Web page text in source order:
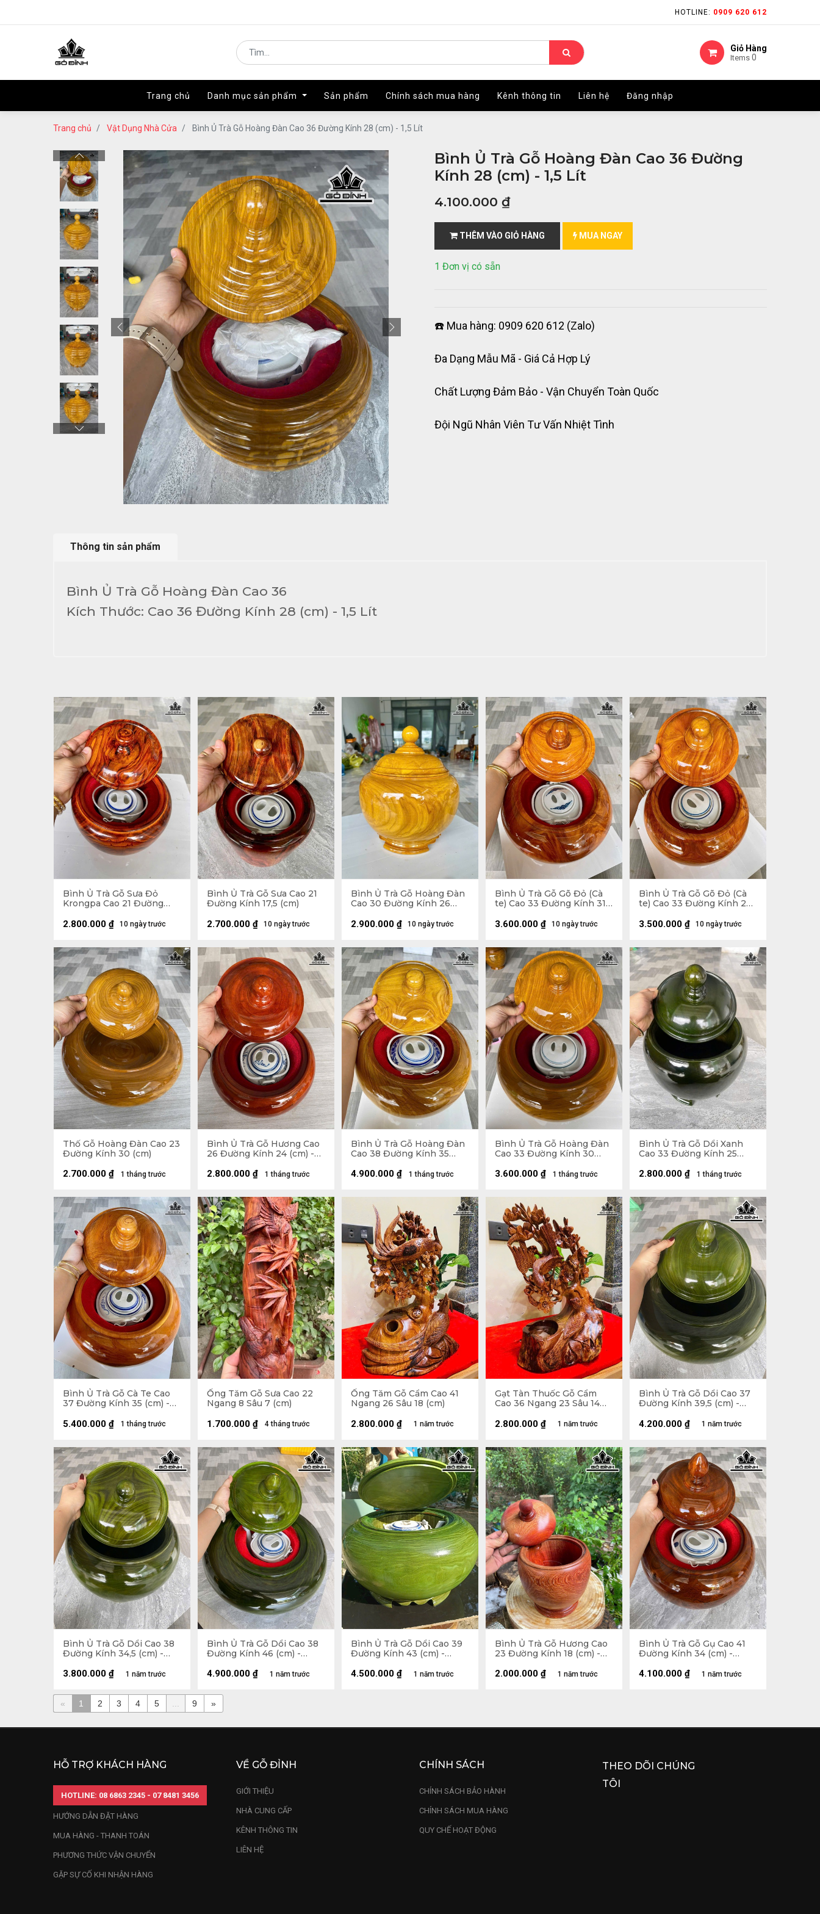
HOTLINE: 0909 620 612
Giỏ Hàng
Items 0
Trang chủ Danh mục sản phẩm Sản phẩm Chính sách mua hàng Kênh thông tin Liên hệ Đăng nhập
HOTLINE: 0909 620 612
Giỏ Hàng
Items 0
Trang chủ Danh mục sản phẩm Sản phẩm Chính sách mua hàng Kênh thông tin Liên hệ Đăng nhập
Trang chủ Vật Dụng Nhà Cửa Bình Ủ Trà Gỗ Hoàng Đàn Cao 36 Đường Kính 28 (cm) - 1,5 Lít
Bình Ủ Trà Gỗ Hoàng Đàn Cao 36 Đường
Kính 28 (cm) - 1,5 Lít
4.100.000 ₫
THÊM VÀO GIỎ HÀNG MUA NGAY
1 Đơn vị có sẵn
☎️ Mua hàng: 0909 620 612 (Zalo)
Đa Dạng Mẫu Mã - Giá Cả Hợp Lý
Chất Lượng Đảm Bảo - Vận Chuyển Toàn Quốc
Đội Ngũ Nhân Viên Tư Vấn Nhiệt Tình
Thông tin sản phẩm
Bình Ủ Trà Gỗ Hoàng Đàn Cao 36
Kích Thước: Cao 36 Đường Kính 28 (cm) - 1,5 Lít
Bình Ủ Trà Gỗ Sưa Đỏ
Krongpa Cao 21 Đường
0,5 Lít
10 ngày trước
2.800.000 ₫
Bình Ủ Trà Gỗ Sưa Cao 21
Đường Kính 17,5 (cm)
10 ngày trước
2.700.000 ₫
Bình Ủ Trà Gỗ Hoàng Đàn
Cao 30 Đường Kính 26
10 ngày trước
2.900.000 ₫
Bình Ủ Trà Gỗ Gõ Đỏ (Cà
te) Cao 33 Đường Kính 31,5
10 ngày trước
3.600.000 ₫
Bình Ủ Trà Gỗ Gõ Đỏ (Cà
te) Cao 33 Đường Kính 29
10 ngày trước
3.500.000 ₫
Thố Gỗ Hoàng Đàn Cao 23
Đường Kính 30 (cm)
1 tháng trước
2.700.000 ₫
Bình Ủ Trà Gỗ Hương Cao
26 Đường Kính 24 (cm) -
1 tháng trước
2.800.000 ₫
Bình Ủ Trà Gỗ Hoàng Đàn
Cao 38 Đường Kính 35
1 tháng trước
4.900.000 ₫
Bình Ủ Trà Gỗ Hoàng Đàn
Cao 33 Đường Kính 30
1 tháng trước
3.600.000 ₫
Bình Ủ Trà Gỗ Dổi Xanh
Cao 33 Đường Kính 25
1 tháng trước
2.800.000 ₫
Bình Ủ Trà Gỗ Cà Te Cao
37 Đường Kính 35 (cm) -
1 tháng trước
5.400.000 ₫
Ống Tăm Gỗ Sưa Cao 22
Ngang 8 Sâu 7 (cm)
4 tháng trước
1.700.000 ₫
Ống Tăm Gỗ Cẩm Cao 41
Ngang 26 Sâu 18 (cm)
1 năm trước
2.800.000 ₫
Gạt Tàn Thuốc Gỗ Cẩm
Cao 36 Ngang 23 Sâu 14
1 năm trước
2.800.000 ₫
Bình Ủ Trà Gỗ Dổi Cao 37
Đường Kính 39,5 (cm) -
1 năm trước
4.200.000 ₫
Bình Ủ Trà Gỗ Dổi Cao 38
Đường Kính 34,5 (cm) -
1 năm trước
3.800.000 ₫
Bình Ủ Trà Gỗ Dổi Cao 38
Đường Kính 46 (cm) -
1 năm trước
4.900.000 ₫
Bình Ủ Trà Gỗ Dổi Cao 39
Đường Kính 43 (cm) -
1 năm trước
4.500.000 ₫
Bình Ủ Trà Gỗ Hương Cao
23 Đường Kính 18 (cm) -
1 năm trước
2.000.000 ₫
Bình Ủ Trà Gỗ Gụ Cao 41
Đường Kính 34 (cm) -
1 năm trước
4.100.000 ₫
« 1 2 3 4 5 9 »
HỖ TRỢ KHÁCH HÀNG
HOTLINE: 08 6863 2345 - 07 8481 3456
HƯỚNG DẪN ĐẶT HÀNG
MUA HÀNG - THANH TOÁN
PHƯƠNG THỨC VẬN CHUYỂN
GẶP SỰ CỐ KHI NHẬN HÀNG
VỀ GỖ ĐỈNH
GIỚI THIỆU
NHÀ CUNG CẤP
KÊNH THÔNG TIN
LIÊN HỆ
CHÍNH SÁCH
CHÍNH SÁCH BẢO HÀNH
CHÍNH SÁCH MUA HÀNG
QUY CHẾ HOẠT ĐỘNG
THEO DÕI CHÚNG
TÔI